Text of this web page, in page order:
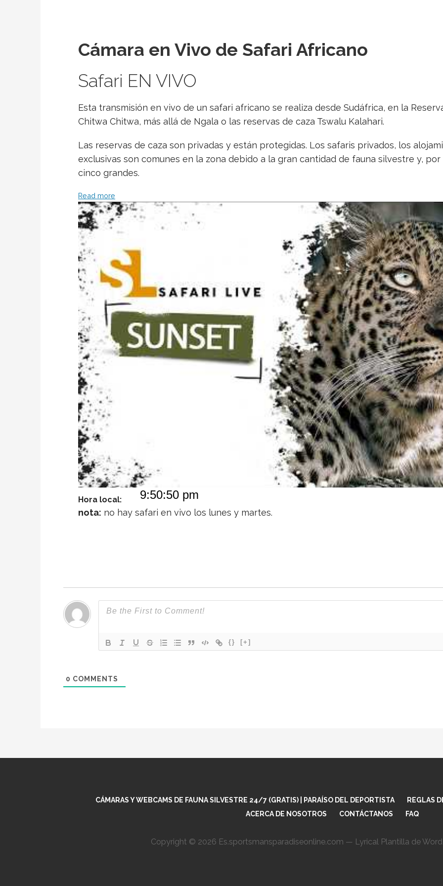
Cámara en Vivo de Safari Africano
Safari EN VIVO
Esta transmisión en vivo de un safari africano se realiza desde Sudáfrica, en la
Chitwa Chitwa, más allá de Ngala o las reservas de caza Tswalu Kalahari.
Las reservas de caza son privadas y están protegidas. Los safaris privados, los
exclusivas son comunes en la zona debido a la gran cantidad de fauna silvestre y,
cinco grandes.
Read more
Hora local:
nota: no hay safari en vivo los lunes y martes.
{} [+]
0 COMMENTS
CÁMARAS Y WEBCAMS DE FAUNA SILVESTRE 24/7 (GRATIS) | PARAÍSO DEL DEPORTISTA
REGLAS
ACERCA DE NOSOTROS
CONTÁCTANOS FAQ
Copyright © 2026 Es.sportsmansparadiseonline.com — Lyrical Plantilla de